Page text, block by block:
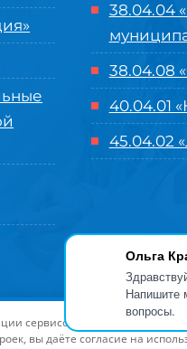
Ольга
Напишите
вопросы.
38.04.04
38.04.08
40.04.01
45.04.02
| Разработка
Freepikдля сайтаwww.flaticon.com
сервисов и предложений. Вы
вы даёте согласие на